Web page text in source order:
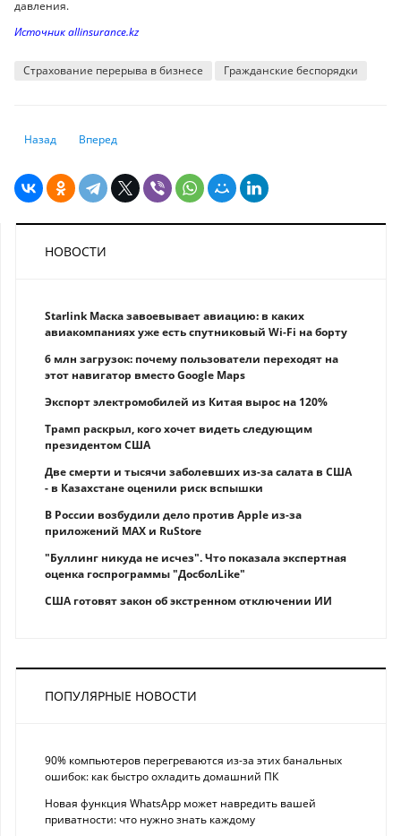
давления.
Источник аllinsurance.kz
Страхование перерыва в бизнесе Гражданские беспорядки
Предыдущий: Засуха наносит ущерб крупнейшим экономикам мира
Назад Следующий: Эксперты заметили, что 80% канадцев
Вперед
НОВОСТИ
Starlink Маска завоевывает авиацию: в каких
авиакомпаниях уже есть спутниковый Wi-Fi на борту
6 млн загрузок: почему пользователи переходят на
этот навигатор вместо Google Maps
Экспорт электромобилей из Китая вырос на 120%
Трамп раскрыл, кого хочет видеть следующим
президентом США
Две смерти и тысячи заболевших из-за салата в США
- в Казахстане оценили риск вспышки
В России возбудили дело против Apple из-за
приложений MAX и RuStore
"Буллинг никуда не исчез". Что показала экспертная
оценка госпрограммы "ДосболLike"
США готовят закон об экстренном отключении ИИ
ПОПУЛЯРНЫЕ НОВОСТИ
90% компьютеров перегреваются из-за этих банальных
ошибок: как быстро охладить домашний ПК
Новая функция WhatsApp может навредить вашей
приватности: что нужно знать каждому